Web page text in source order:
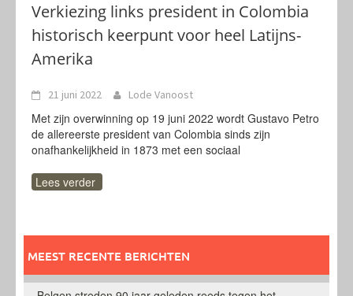
Verkiezing links president in Colombia
historisch keerpunt voor heel Latijns-
Amerika
21 juni 2022 Lode Vanoost
Met zijn overwinning op 19 juni 2022 wordt Gustavo Petro
de allereerste president van Colombia sinds zijn
onafhankelijkheid in 1873 met een sociaal
Lees verder
MEEST RECENTE BERICHTEN